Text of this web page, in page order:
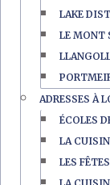
LAKE
LE MONT
ADRESSES À
ÉCOLES
LA
LES